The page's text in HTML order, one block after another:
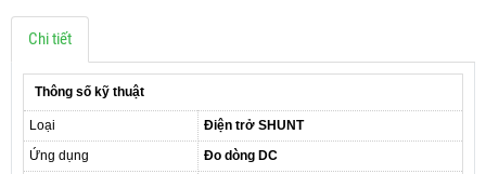
Chi tiết
Thông số kỹ thuật
Loại
Điện trở SHUNT
Ứng dụng
Đo dòng DC